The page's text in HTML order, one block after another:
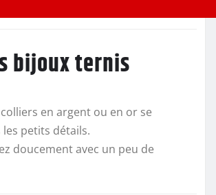
bijoux ternis
en argent ou en or se
petits détails.
doucement avec un peu de